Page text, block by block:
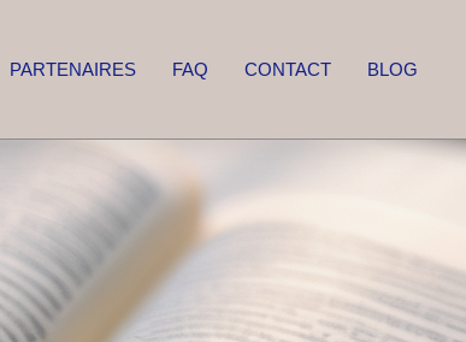
PARTENAIRES FAQ CONTACT BLOG